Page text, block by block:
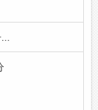
内で配置転換